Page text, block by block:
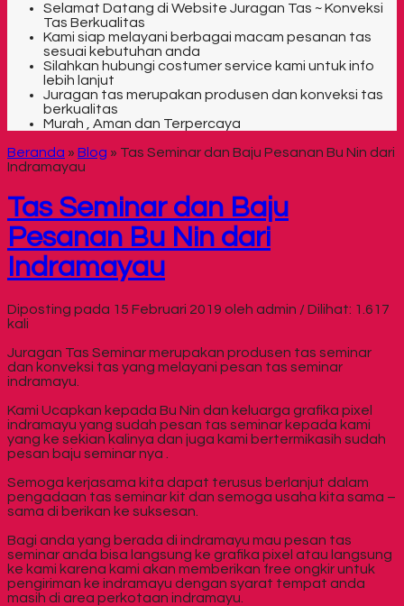
Selamat Datang di Website Juragan Tas ~ Konveksi
Tas Berkualitas
Kami siap melayani berbagai macam pesanan tas
sesuai kebutuhan anda
Silahkan hubungi costumer service kami untuk info
lebih lanjut
Juragan tas merupakan produsen dan konveksi tas
berkualitas
Murah , Aman dan Terpercaya
Beranda » Blog » Tas Seminar dan Baju Pesanan Bu Nin dari
Indramayau
Tas Seminar dan Baju
Pesanan Bu Nin dari
Indramayau
Diposting pada 15 Februari 2019 oleh admin / Dilihat: 1.617
kali
Juragan Tas Seminar merupakan produsen tas seminar
dan konveksi tas yang melayani pesan tas seminar
indramayu.
Kami Ucapkan kepada Bu Nin dan keluarga grafika pixel
indramayu yang sudah pesan tas seminar kepada kami
yang ke sekian kalinya dan juga kami bertermikasih sudah
pesan baju seminar nya .
Semoga kerjasama kita dapat terusus berlanjut dalam
pengadaan tas seminar kit dan semoga usaha kita sama –
sama di berikan ke suksesan.
Bagi anda yang berada di indramayu mau pesan tas
seminar anda bisa langsung ke grafika pixel atau langsung
ke kami karena kami akan memberikan free ongkir untuk
pengiriman ke indramayu dengan syarat tempat anda
masih di area perkotaan indramayu.